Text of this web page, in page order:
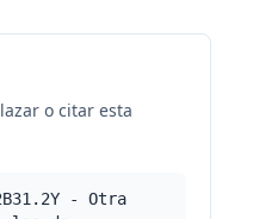
o citar esta
- Otra